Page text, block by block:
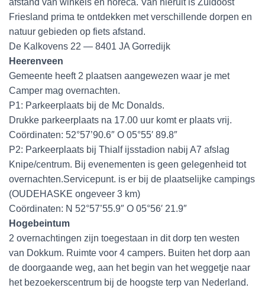
afstand van winkels en horeca. Van hieruit is Zuidoost
Friesland prima te ontdekken met verschillende dorpen en
natuur gebieden op fiets afstand.
De Kalkovens 22 — 8401 JA Gorredijk
Heerenveen
Gemeente heeft 2 plaatsen aangewezen waar je met
Camper mag overnachten.
P1: Parkeerplaats bij de Mc Donalds.
Drukke parkeerplaats na 17.00 uur komt er plaats vrij.
Coördinaten: 52°57’90.6″ O 05°55′ 89.8″
P2: Parkeerplaats bij Thialf ijsstadion nabij A7 afslag
Knipe/centrum. Bij evenementen is geen gelegenheid tot
overnachten.Servicepunt. is er bij de plaatselijke campings
(OUDEHASKE ongeveer 3 km)
Coördinaten: N 52°57’55.9″ O 05°56′ 21.9″
Hogebeintum
2 overnachtingen zijn toegestaan in dit dorp ten westen
van Dokkum. Ruimte voor 4 campers. Buiten het dorp aan
de doorgaande weg, aan het begin van het weggetje naar
het bezoekerscentrum bij de hoogste terp van Nederland.